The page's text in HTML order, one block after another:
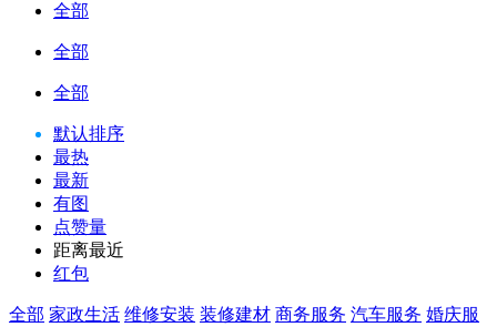
全部
全部
全部
默认排序
最热
最新
有图
点赞量
距离最近
红包
全部 家政生活 维修安装 装修建材 商务服务 汽车服务 婚庆服